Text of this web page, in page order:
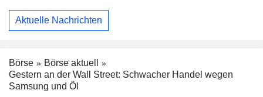
Aktuelle Nachrichten
Börse
Börse aktuell
Gestern an der Wall Street: Schwacher Handel wegen
Samsung und Öl